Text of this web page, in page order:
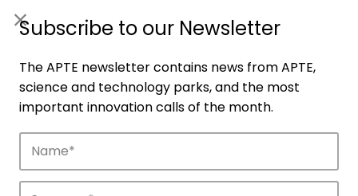
Subscribe to our Newsletter
The APTE newsletter contains news from APTE,
science and technology parks, and the most
important innovation calls of the month.